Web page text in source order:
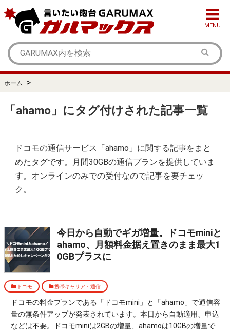
MENU
ホーム >
「ahamo」にタグ付けされた記事一覧
ドコモの通信サービス「ahamo」に関する記事をまと
めたタグです。月間30GBの通信プランを提供していま
す。オンラインのみでの受付なので記事を要チェッ
ク。
今日から自動でギガ増量。ドコモminiと
ahamo、月額料金据え置きのまま最大1
0GBプラスに
ドコモ 携帯キャリア・通信
ドコモの料金プランである「ドコモmini」と「ahamo」で通信容
量の無条件アップが発表されています。本日から自動適用、申込
などは不要。ドコモminiは2GBの増量、ahamoは10GBの増量で